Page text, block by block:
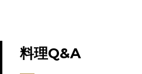
料理Q&A